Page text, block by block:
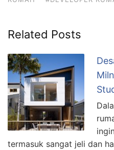
Related Posts
termasuk sangat jeli dan